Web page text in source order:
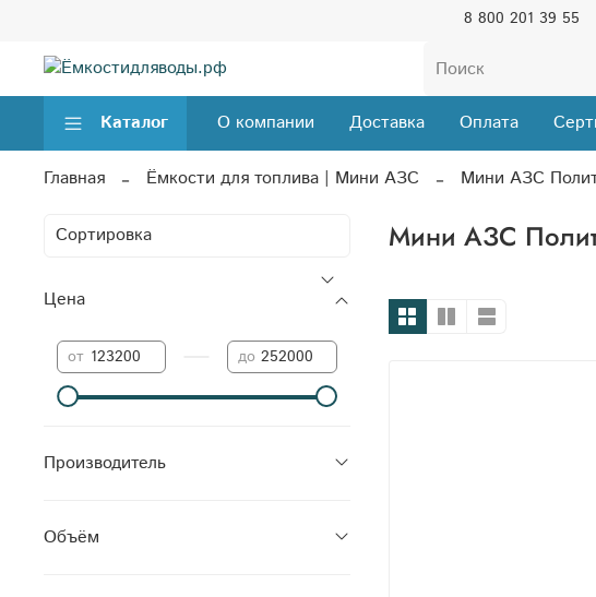
8 800 201 39 55
Каталог О компании Доставка Оплата
Главная Ёмкости для топлива | Мини АЗС Мини АЗС
Мини АЗС
Цена
от до
Производитель
Объём